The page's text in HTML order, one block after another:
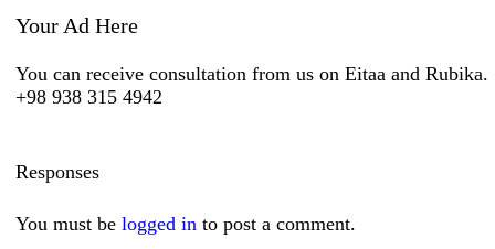
Your Ad Here
You can receive consultation from us on Eitaa and Rubika.
+98 938 315 4942
Responses
You must belogged in to post a comment.